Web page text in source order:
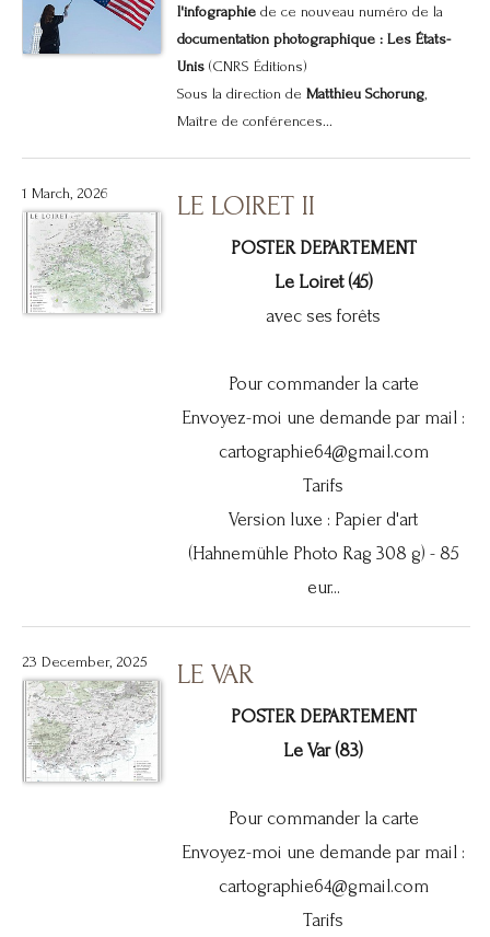
l'infographiede ce nouveau numéro de la
documentation photographique : Les États-
Unis(CNRS Éditions)
Sous la direction de Matthieu Schorung,
Maître de conférences...
1 March, 2026 LE LOIRET II
POSTER DEPARTEMENT
Le Loiret (45)
avec ses forêts
Pour commander la carte
Envoyez-moi une demande par mail :
cartographie64@gmail.com
Tarifs
Version luxe : Papier d'art
(Hahnemühle Photo Rag 308 g) - 85
eur...
23 December, 2025 LE VAR
POSTER DEPARTEMENT
Le Var (83)
Pour commander la carte
Envoyez-moi une demande par mail :
cartographie64@gmail.com
Tarifs